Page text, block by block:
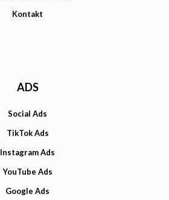
Kontakt
ADS
Social Ads
TikTok Ads
Instagram Ads
YouTube Ads
Google Ads